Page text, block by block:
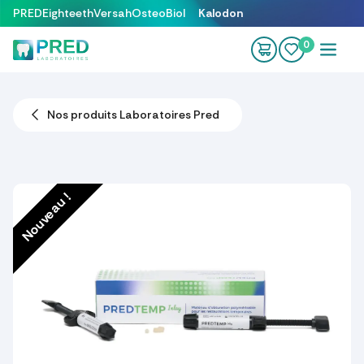
Se rendre au contenu
PREDEighteethVersahOsteoBiol Kalodon
0
Nos produits Laboratoires Pred
Nouveau !